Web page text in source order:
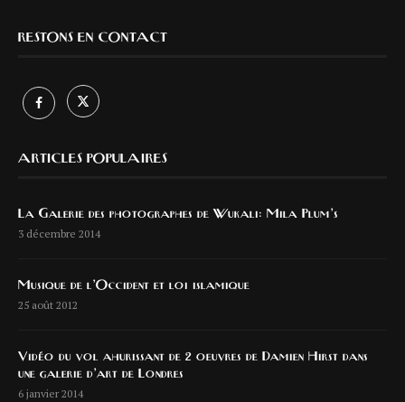
RESTONS EN CONTACT
ARTICLES POPULAIRES
La Galerie des photographes de Wukali: Mila Plum’s
3 décembre 2014
Musique de l’Occident et loi islamique
25 août 2012
Vidéo du vol ahurissant de 2 oeuvres de Damien Hirst dans
une galerie d’art de Londres
6 janvier 2014